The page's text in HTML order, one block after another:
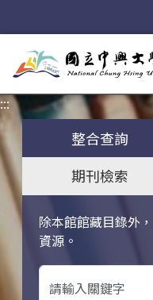
:::
整合查詢
期刊檢索
除本館館藏目錄外
資源。
關鍵字搜尋